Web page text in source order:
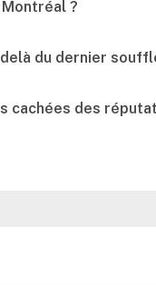
?
du dernier
cachées des